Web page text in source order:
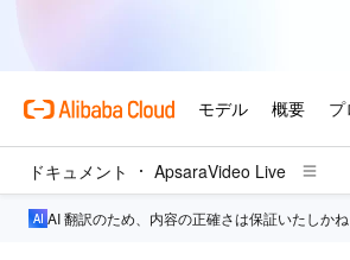
ドキュメント ApsaraVideo Live
AI 翻訳のため、内容の正確さは保証いたしか